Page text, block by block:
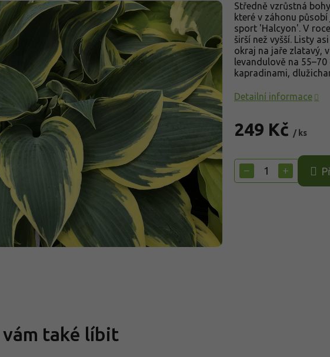
249 Kč / ks
cena:
+
−
Středně vzrůstná
které v záhonu
sport 'Halcyon'. V
širší než vyšší. Listy
okraj na jaře zlatavý,
levandulově na
kapradinami,
Detailní informace
také líbit